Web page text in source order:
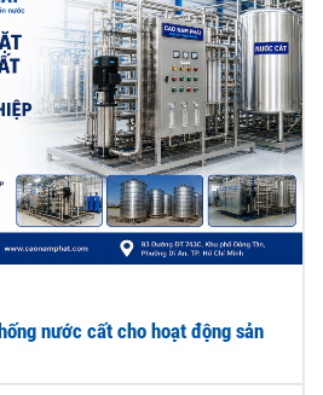
nước cất cho hoạt động sản